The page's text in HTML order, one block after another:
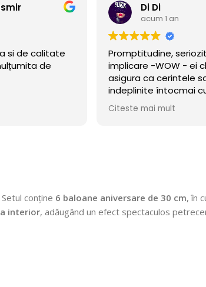
si de calitate
de
Di Di
acum 1 an
Promptitudine,
implicare -WOW - ei
asigura ca cerintele
indeplinite întocmai
cerut!
Citeste mai mult
conține 6 baloane aniversare de 30 cm, în
interior, adăugând un efect spectaculos